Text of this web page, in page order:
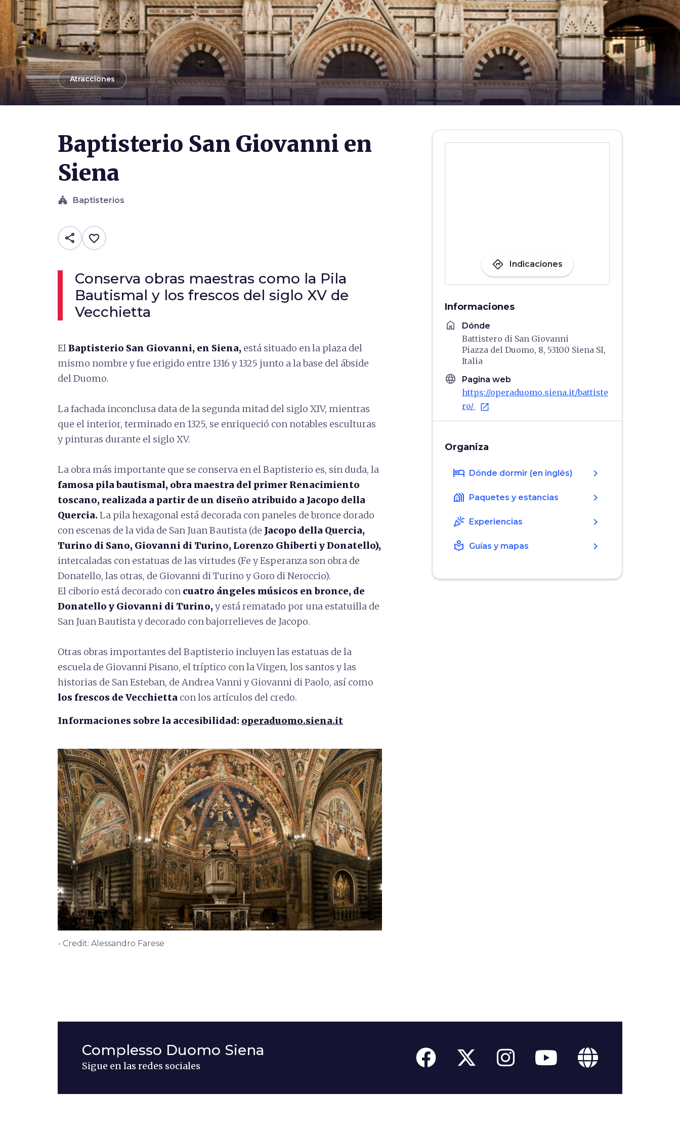
arrow_backAtracciones
Baptisterio San Giovanni en
Siena
church Baptisterios
share favorite_border
Conserva obras maestras como la Pila
Bautismal y los frescos del siglo XV de
Vecchietta
ElBaptisterio San Giovanni, en Siena, está situado en la plaza del
mismo nombre y fue erigido entre 1316 y 1325 junto a la base del ábside
del Duomo.
La fachada inconclusa data de la segunda mitad del siglo XIV, mientras
que el interior, terminado en 1325, se enriqueció con notables esculturas
y pinturas durante el siglo XV.
La obra más importante que se conserva en el Baptisterio es, sin duda, la
famosa pila bautismal, obra maestra del primer Renacimiento
toscano, realizada a partir de un diseño atribuido a Jacopo della
Quercia.La pila hexagonal está decorada con paneles de bronce dorado
con escenas de la vida de San Juan Bautista (de Jacopo della Quercia,
Turino di Sano, Giovanni di Turino, Lorenzo Ghiberti y Donatello),
intercaladas con estatuas de las virtudes (Fe y Esperanza son obra de
Donatello, las otras, de Giovanni di Turino y Goro di Neroccio).
El ciborio está decorado con cuatro ángeles músicos en bronce, de
Donatello y Giovanni di Turino,y está rematado por una estatuilla de
San Juan Bautista y decorado con bajorrelieves de Jacopo.
Otras obras importantes del Baptisterio incluyen las estatuas de la
escuela de Giovanni Pisano, el tríptico con la Virgen, los santos y las
historias de San Esteban, de Andrea Vanni y Giovanni di Paolo, así como
los frescos de Vecchietta con los artículos del credo.
Informaciones sobre la accesibilidad: operaduomo.siena.it
- Credit: Alessandro Farese
directions Indicaciones
Informaciones
home Dónde
Battistero di San Giovanni
Piazza del Duomo, 8, 53100 Siena SI,
Italia
language Pagina web
https://operaduomo.siena.it/battiste
ro/
open_in_new
Organiza
hotel Dónde dormir (en inglés) chevron_right
holiday_village Paquetes y estancias chevron_right
celebration Experiencias chevron_right
local_library Guías y mapas chevron_right
Complesso Duomo Siena
Sigue en las redes sociales